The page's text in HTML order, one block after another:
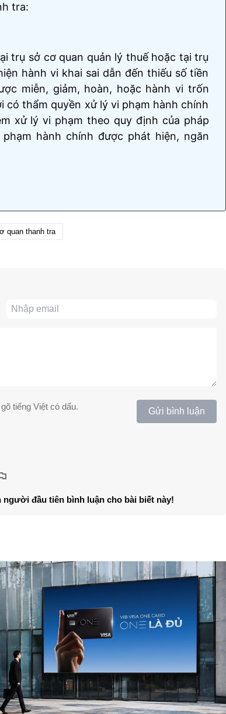
tra:
trụ sở cơ quan quản lý thuế hoặc tại trụ
hành vi khai sai dẫn đến thiếu số tiền
miễn, giảm, hoàn, hoặc hành vi trốn
thẩm quyền xử lý vi phạm hành chính
xử lý vi phạm theo quy định của pháp
hành chính được phát hiện, ngăn
quan thanh tra
tiếng Việt có dấu. Gửi bình luận
đầu tiên bình luận cho bài biết này!